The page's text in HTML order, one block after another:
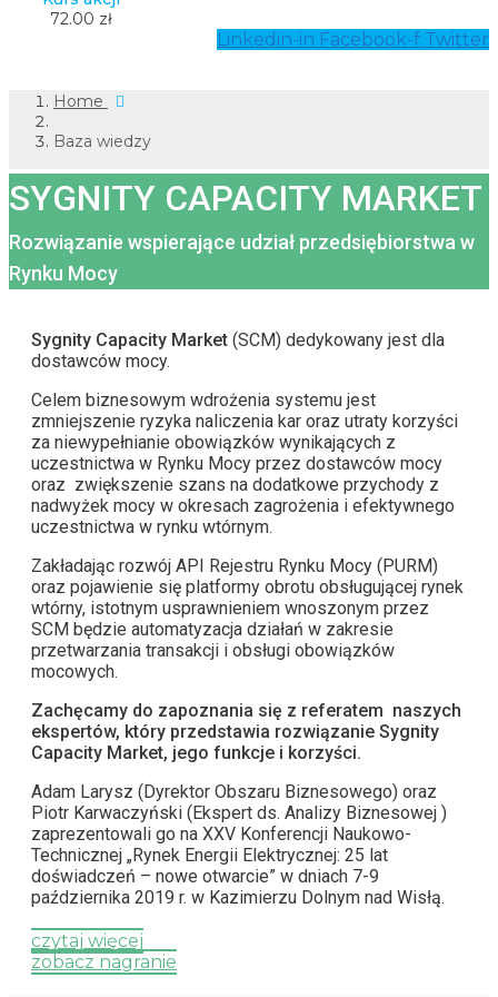
72.00 zł
Linkedin-in Facebook-f Twitter
Home
Baza wiedzy
SYGNITY CAPACITY MARKET
Rozwiązanie wspierające udział przedsiębiorstwa w
Rynku Mocy
Sygnity Capacity Market (SCM) dedykowany jest dla
dostawców mocy.
Celem biznesowym wdrożenia systemu jest
zmniejszenie ryzyka naliczenia kar oraz utraty korzyści
za niewypełnianie obowiązków wynikających z
uczestnictwa w Rynku Mocy przez dostawców mocy
oraz zwiększenie szans na dodatkowe przychody z
nadwyżek mocy w okresach zagrożenia i efektywnego
uczestnictwa w rynku wtórnym.
Zakładając rozwój API Rejestru Rynku Mocy (PURM)
oraz pojawienie się platformy obrotu obsługującej rynek
wtórny, istotnym usprawnieniem wnoszonym przez
SCM będzie automatyzacja działań w zakresie
przetwarzania transakcji i obsługi obowiązków
mocowych.
Zachęcamy do zapoznania się z referatem naszych
ekspertów, który przedstawia rozwiązanie Sygnity
Capacity Market, jego funkcje i korzyści.
Adam Larysz (Dyrektor Obszaru Biznesowego) oraz
Piotr Karwaczyński (Ekspert ds. Analizy Biznesowej )
zaprezentowali go na XXV Konferencji Naukowo-
Technicznej „Rynek Energii Elektrycznej: 25 lat
doświadczeń – nowe otwarcie” w dniach 7-9
października 2019 r. w Kazimierzu Dolnym nad Wisłą.
czytaj więcej
zobacz nagranie